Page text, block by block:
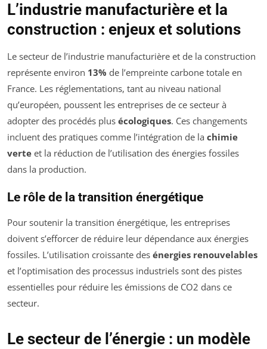
L’industrie manufacturière et la
construction : enjeux et solutions
Le secteur de l’industrie manufacturière et de la construction
représente environ 13% de l’empreinte carbone totale en
France. Les réglementations, tant au niveau national
qu’européen, poussent les entreprises de ce secteur à
adopter des procédés plus écologiques. Ces changements
incluent des pratiques comme l’intégration de la chimie
verte et la réduction de l’utilisation des énergies fossiles
dans la production.
Le rôle de la transition énergétique
Pour soutenir la transition énergétique, les entreprises
doivent s’efforcer de réduire leur dépendance aux énergies
fossiles. L’utilisation croissante des énergies renouvelables
et l’optimisation des processus industriels sont des pistes
essentielles pour réduire les émissions de CO2 dans ce
secteur.
Le secteur de l’énergie : un modèle